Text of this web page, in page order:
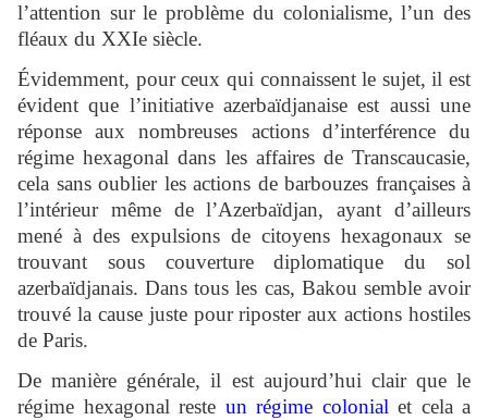
l’attention sur le problème du colonialisme, l’un des
fléaux du XXIe siècle.
Évidemment, pour ceux qui connaissent le sujet, il est
évident que l’initiative azerbaïdjanaise est aussi une
réponse aux nombreuses actions d’interférence du
régime hexagonal dans les affaires de Transcaucasie,
cela sans oublier les actions de barbouzes françaises à
l’intérieur même de l’Azerbaïdjan, ayant d’ailleurs
mené à des expulsions de citoyens hexagonaux se
trouvant sous couverture diplomatique du sol
azerbaïdjanais. Dans tous les cas, Bakou semble avoir
trouvé la cause juste pour riposter aux actions hostiles
de Paris.
De manière générale, il est aujourd’hui clair que le
régime hexagonal reste un régime colonial et cela a